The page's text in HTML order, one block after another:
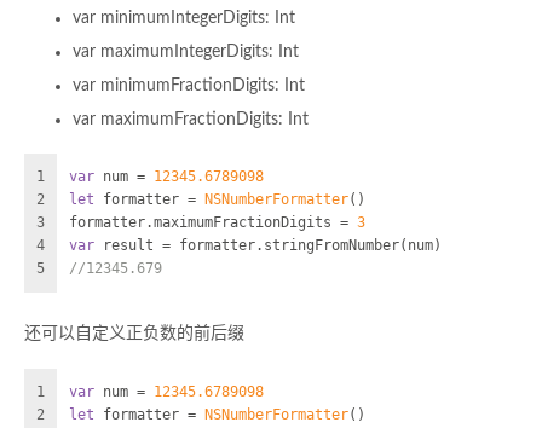
var minimumIntegerDigits: Int
var maximumIntegerDigits: Int
var minimumFractionDigits: Int
var maximumFractionDigits: Int
1
2
3
4
5
var num = 12345.6789098
let formatter = NSNumberFormatter()
formatter.maximumFractionDigits = 3
var result = formatter.stringFromNumber(num)
//12345.679
还可以自定义正负数的前后缀
1
2
var num = 12345.6789098
let formatter = NSNumberFormatter()